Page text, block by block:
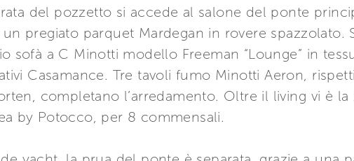
del pozzetto si accede al salone del ponte
pregiato parquet Mardegan in rovere spazzolato.
sofà a C Minotti modello Freeman “Lounge” in
Casamance. Tre tavoli fumo Minotti Aeron,
completano l’arredamento. Oltre il living vi è
by Potocco, per 8 commensali.